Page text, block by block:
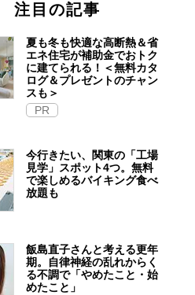
注目の記事
夏も冬も快適な高断熱＆省
エネ住宅が補助金でおトク
に建てられる！＜無料カタ
ログ＆プレゼントのチャン
スも＞
PR
今行きたい、関東の「工場
見学」スポット4つ。無料
で楽しめるバイキング食べ
放題も
飯島直子さんと考える更年
期。自律神経の乱れからく
る不調で「やめたこと・始
めたこと」